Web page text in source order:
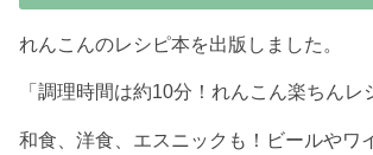
れんこんのレシピ本を出版しました。
「調理時間は約10分！れんこん楽ちんレ
和食、洋食、エスニックも！ビールやワ